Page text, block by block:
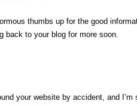
thumbs up for the good
back to your blog for more soon.
your website by accident, and I’m